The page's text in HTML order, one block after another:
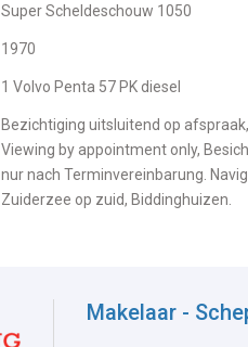
Super Scheldeschouw 1050
1970
1 Volvo Penta 57 PK diesel
Bezichtiging uitsluitend op afspraak,
Viewing by appointment only,
nur nach Terminvereinbarung.
Zuiderzee op zuid, Biddinghuizen.
Makelaar -